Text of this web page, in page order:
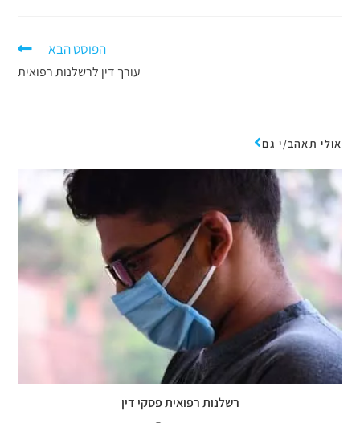
הפוסט הבא
עורך דין לרשלנות רפואית
אולי תאהב/י גם
רשלנות רפואית פסקי דין